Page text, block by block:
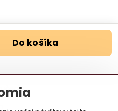
Do košíka